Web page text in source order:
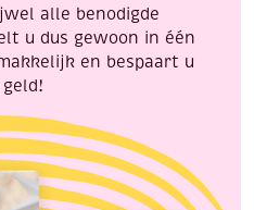
alle benodigde
u dus gewoon in één
en bespaart u